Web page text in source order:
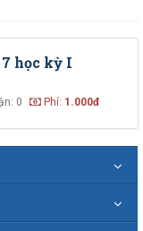
học kỳ I
0 Phí: 1.000đ